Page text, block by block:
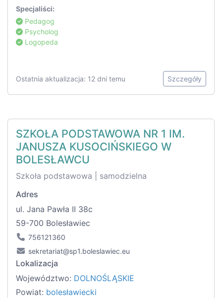
Specjaliści:
Pedagog
Psycholog
Logopeda
Ostatnia aktualizacja: 12 dni temu Szczegóły
SZKOŁA PODSTAWOWA NR 1 IM.
JANUSZA KUSOCIŃSKIEGO W
BOLESŁAWCU
Szkoła podstawowa | samodzielna
Adres
ul. Jana Pawła II 38c
59-700 Bolesławiec
756121360
sekretariat@sp1.boleslawiec.eu
Lokalizacja
Województwo: DOLNOŚLĄSKIE
Powiat: bolesławiecki